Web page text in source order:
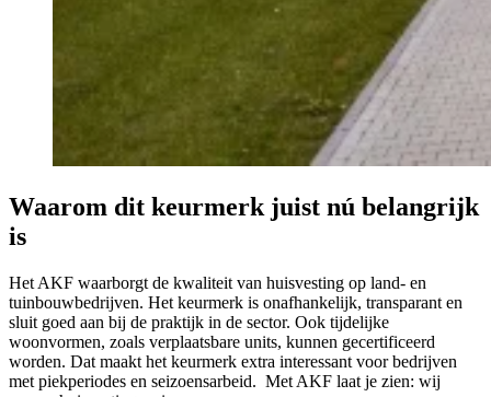
Waarom dit keurmerk juist nú belangrijk
is
Het AKF waarborgt de kwaliteit van huisvesting op land- en
tuinbouwbedrijven. Het keurmerk is onafhankelijk, transparant en
sluit goed aan bij de praktijk in de sector. Ook tijdelijke
woonvormen, zoals verplaatsbare units, kunnen gecertificeerd
worden. Dat maakt het keurmerk extra interessant voor bedrijven
met piekperiodes en seizoensarbeid. Met AKF laat je zien: wij